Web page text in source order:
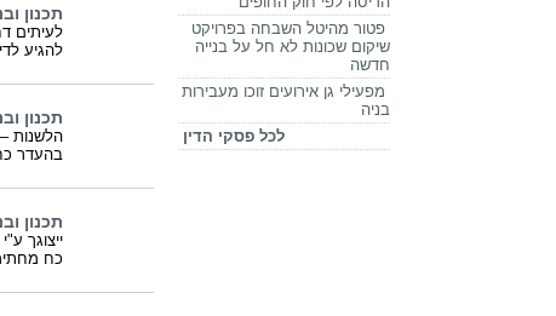
תכנון
לעיתים
להגיע
תכנון
הלשנות
בהעדר
תכנון
ייצוגך
כח
פטור מהיטל השבחה בפרויקט
שיקום שכונות לא חל על בנייה
חדשה
מפעילי גן אירועים זוכו מעבירות
בניה
לכל פסקי הדין